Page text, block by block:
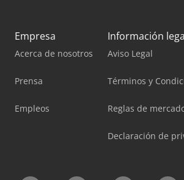
Empresa
Acerca de nosotros
Prensa
Empleos
Información
Aviso Legal
Términos y
Reglas de
Declaración de